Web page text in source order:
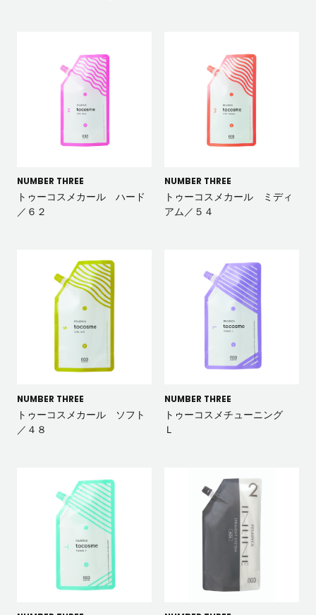
NUMBER THREE
トゥーコスメカール ハード
／６２
NUMBER THREE
トゥーコスメカール ミディ
アム／５４
NUMBER THREE
トゥーコスメカール ソフト
／４８
NUMBER THREE
トゥーコスメチューニング
Ｌ